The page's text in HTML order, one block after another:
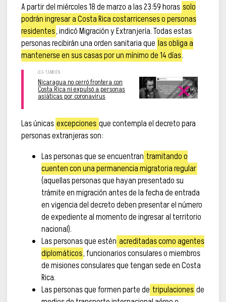
A partir del miércoles 18 de marzo a las 23:59 horas solo
podrán ingresar a Costa Rica costarricenses o personas
residentes, indicó Migración y Extranjería. Todas estas
personas recibirán una orden sanitaria que las obliga a
mantenerse en sus casas por un mínimo de 14 días.
Nicaragua no cerró frontera con
Costa Rica ni expulsó a personas
asiáticas por coronavirus
Las únicas excepciones que contempla el decreto para
personas extranjeras son:
Las personas que se encuentran tramitando o
cuenten con una permanencia migratoria regular
(aquellas personas que hayan presentado su
trámite en migración antes de la fecha de entrada
en vigencia del decreto deben presentar el número
de expediente al momento de ingresar al territorio
nacional).
Las personas que estén acreditadas como agentes
diplomáticos, funcionarios consulares o miembros
de misiones consulares que tengan sede en Costa
Rica.
Las personas que formen parte de tripulaciones de